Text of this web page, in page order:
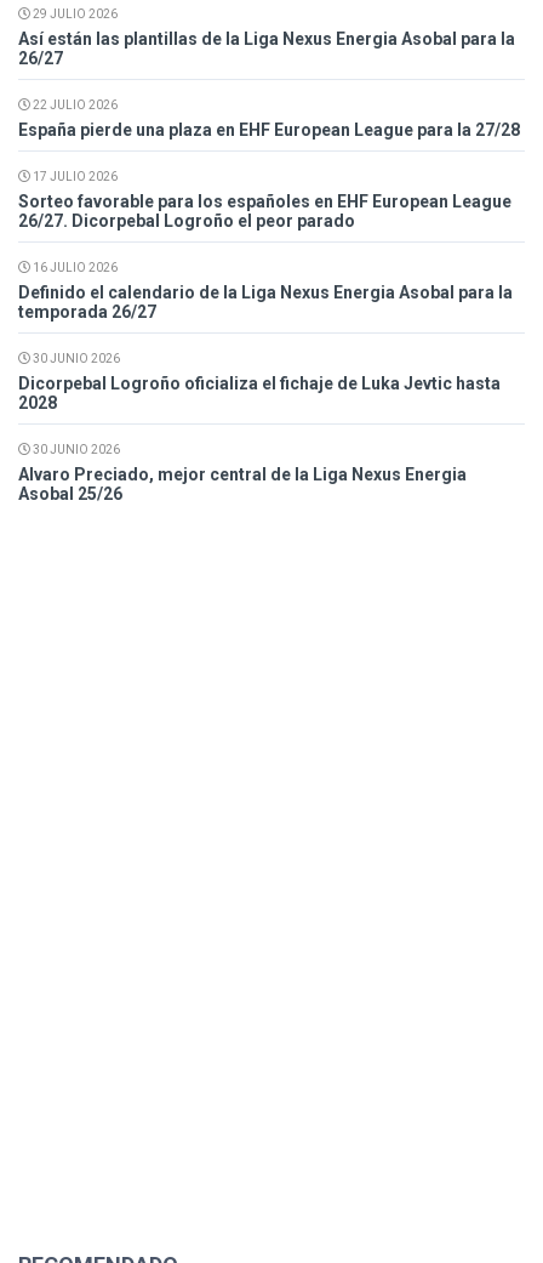
29 JULIO 2026
Así están las plantillas de la Liga Nexus Energia Asobal para la
26/27
22 JULIO 2026
España pierde una plaza en EHF European League para la 27/28
17 JULIO 2026
Sorteo favorable para los españoles en EHF European League
26/27. Dicorpebal Logroño el peor parado
16 JULIO 2026
Definido el calendario de la Liga Nexus Energia Asobal para la
temporada 26/27
30 JUNIO 2026
Dicorpebal Logroño oficializa el fichaje de Luka Jevtic hasta
2028
30 JUNIO 2026
Alvaro Preciado, mejor central de la Liga Nexus Energia
Asobal 25/26